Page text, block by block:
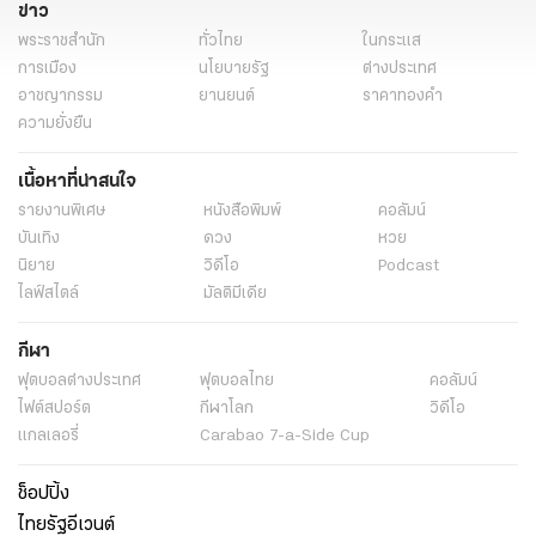
ข่าว
พระราชสำนัก ทั่วไทย
ในกระแส
การเมือง
นโยบายรัฐ
ต่างประเทศ
อาชญากรรม
ยานยนต์
ราคาทองคำ
ความยั่งยืน
เนื้อหาที่น่าสนใจ
รายงานพิเศษ หนังสือพิมพ์
คอลัมน์
บันเทิง
ดวง
หวย
นิยาย
วิดีโอ
Podcast
ไลฟ์สไตล์
มัลติมีเดีย
กีฬา
ฟุตบอลต่่างประเทศ ฟุตบอลไทย
คอลัมน์
ไฟต์สปอร์ต
กีฬาโลก
วิดีโอ
แกลเลอรี่
Carabao 7-a-Side Cup
ช็อปปิ้ง
ไทยรัฐอีเวนต์